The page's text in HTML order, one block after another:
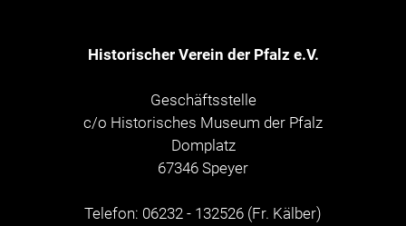
Historischer Verein der Pfalz e.V.
Geschäftsstelle
c/o Historisches Museum der Pfalz
Domplatz
67346 Speyer
Telefon: 06232 - 132526 (Fr. Kälber)